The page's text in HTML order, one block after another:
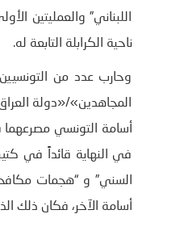
اللبناني” والعمليتين
ناحية الكرابلة التابعة له.
وحارب عدد من
المجاهدين»/«دولة
في النهاية قائداً في
أسامة الآخر، فكان ذلك